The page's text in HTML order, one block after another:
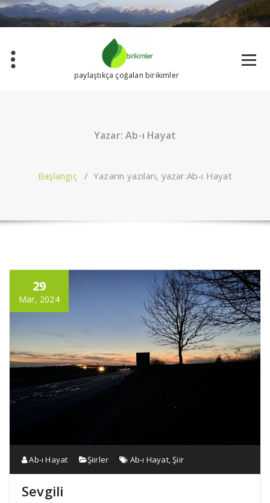
İçeriğe
geç
paylaştıkça çoğalan birikimler
Yazar: Ab-ı Hayat
Başlangıç/Yazarın yazıları, yazar:Ab-ı Hayat
29
Mar, 2024
Ab-ı Hayat Şiirler Ab-ı Hayat,Şiir
Sevgili